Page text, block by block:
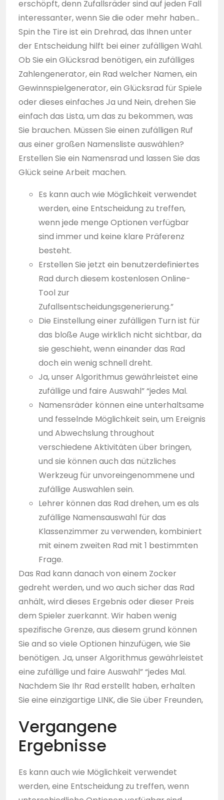
erschöpft, denn Zufallsräder sind auf jeden Fall
interessanter, wenn Sie die oder mehr haben…
Spin the Tire ist ein Drehrad, das Ihnen unter
der Entscheidung hilft bei einer zufälligen Wahl.
Ob Sie ein Glücksrad benötigen, ein zufälliges
Zahlengenerator, ein Rad welcher Namen, ein
Gewinnspielgenerator, ein Glücksrad für Spiele
oder dieses einfaches Ja und Nein, drehen Sie
einfach das Lista, um das zu bekommen, was
Sie brauchen. Müssen Sie einen zufälligen Ruf
aus einer großen Namensliste auswählen?
Erstellen Sie ein Namensrad und lassen Sie das
Glück seine Arbeit machen.
Es kann auch wie Möglichkeit verwendet
werden, eine Entscheidung zu treffen,
wenn jede menge Optionen verfügbar
sind immer und keine klare Präferenz
besteht.
Erstellen Sie jetzt ein benutzerdefiniertes
Rad durch diesem kostenlosen Online-
Tool zur
Zufallsentscheidungsgenerierung.”
Die Einstellung einer zufälligen Turn ist für
das bloße Auge wirklich nicht sichtbar, da
sie geschieht, wenn einander das Rad
doch ein wenig schnell dreht.
Ja, unser Algorithmus gewährleistet eine
zufällige und faire Auswahl” “jedes Mal.
Namensräder können eine unterhaltsame
und fesselnde Möglichkeit sein, um Ereignis
und Abwechslung throughout
verschiedene Aktivitäten über bringen,
und sie können auch das nützliches
Werkzeug für unvoreingenommene und
zufällige Auswahlen sein.
Lehrer können das Rad drehen, um es als
zufällige Namensauswahl für das
Klassenzimmer zu verwenden, kombiniert
mit einem zweiten Rad mit 1 bestimmten
Frage.
Das Rad kann danach von einem Zocker
gedreht werden, und wo auch sicher das Rad
anhält, wird dieses Ergebnis oder dieser Preis
dem Spieler zuerkannt. Wir haben wenig
spezifische Grenze, aus diesem grund können
Sie and so viele Optionen hinzufügen, wie Sie
benötigen. Ja, unser Algorithmus gewährleistet
eine zufällige und faire Auswahl” “jedes Mal.
Nachdem Sie Ihr Rad erstellt haben, erhalten
Sie eine einzigartige LINK, die Sie über Freunden,
Vergangene
Ergebnisse
Es kann auch wie Möglichkeit verwendet
werden, eine Entscheidung zu treffen, wenn